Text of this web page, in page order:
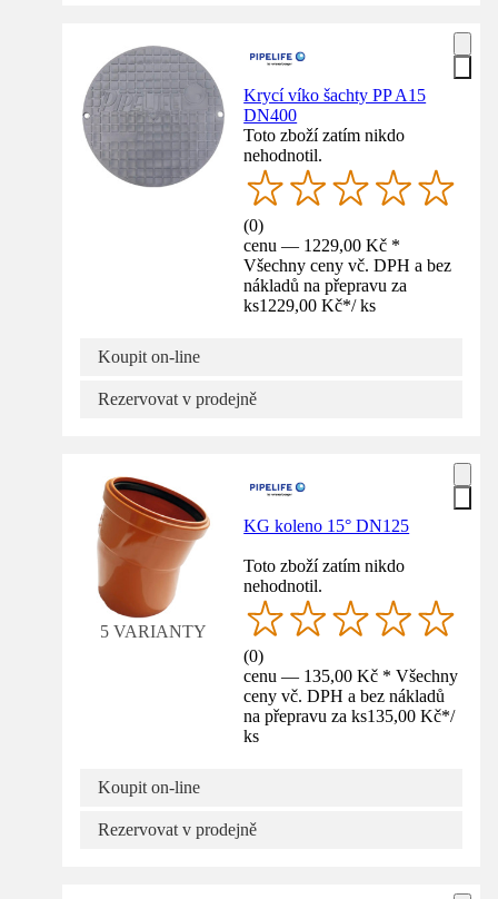
Krycí víko šachty PP A15
DN400
Toto zboží zatím nikdo
nehodnotil.
(0)
cenu — 1229,00 Kč *
Všechny ceny vč. DPH a bez
nákladů na přepravu za
ks1229,00 Kč*/ ks
Koupit on-line
Rezervovat v prodejně
5 VARIANTY
KG koleno 15° DN125
Toto zboží zatím nikdo
nehodnotil.
(0)
cenu — 135,00 Kč * Všechny
ceny vč. DPH a bez nákladů
na přepravu za ks135,00 Kč*/
ks
Koupit on-line
Rezervovat v prodejně